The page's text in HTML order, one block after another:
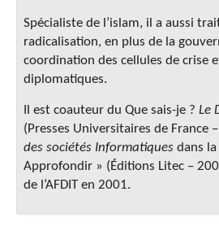
Spécialiste de l’islam, il a aussi
radicalisation, en plus de la
coordination des cellules de crise
diplomatiques.
Il est coauteur du Que sais-je ? Le
(Presses Universitaires de France
des sociétés Informatiques dans
Approfondir » (Éditions Litec –
de l’AFDIT en 2001.